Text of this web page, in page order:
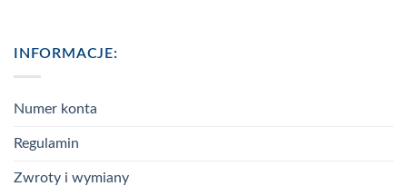
INFORMACJE:
Numer konta
Regulamin
Zwroty i wymiany